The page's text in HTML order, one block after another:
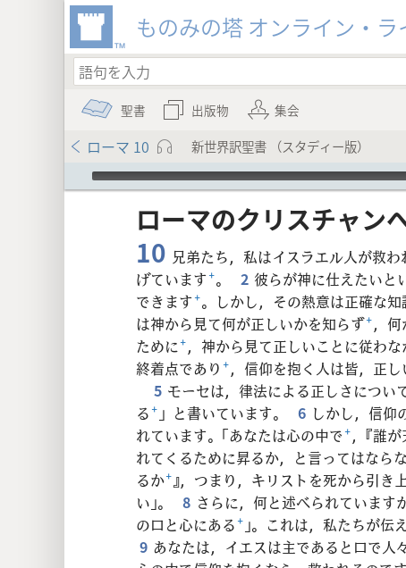
ものみの塔 オンライン・ラ
聖書 出版物 集会
ローマ 10 新世界訳聖書 （スタディー版）
Audio Player
ローマ​の​クリスチャン​
10 兄弟たち，私はイスラエル人が救
げています+。 2 彼らが神に仕えたいと
できます+。しかし，その熱意は正確な
は神から見て何が正しいかを知らず+，
ために+，神から見て正しいことに従わ
終着点であり +，信仰を抱く人は皆，正
5 モーセは，律法による正しさについ
る+ 」と書いています。 6 しかし，信仰
れています。「あなたは心の中で+，『誰
れてくるために昇るか，と言ってはなら
るか+』，つまり，キリストを死から引
い」。
8 さらに，何と述べられています
の口と心にある+ 」。これは，私たちが伝
9 あなたは，イエスは主であると口で人